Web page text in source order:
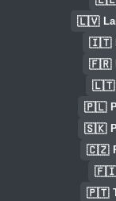
🇱🇻
🇮🇹
🇫🇷
🇱🇹
🇵🇱
🇸🇰
🇨🇿
🇫🇮
🇵🇹